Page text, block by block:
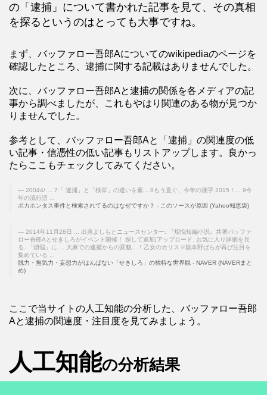
の「逮捕」について書かれた記事を見て、その真相
を探るというのはとっても大事ですね。
まず、バッファロー吾郎Aについてのwikipediaのページを
確認したところ、逮捕に関する記載はありませんでした。
次に、バッファロー吾郎Aと逮捕の関係を各メディアの記
事から調べましたが、これもやはり関連のある物が見つか
りませんでした。
参考として、バッファロー吾郎Aと「逮捕」の関連度の低
い記事・信憑性の低い記事もリストアップします。良かっ
たらここもチェックしてみてください。
20044/ ... 7「 逮捕」と「検挙」の違いを素... 8もう直ぐ、今年の漢字 2015！... 9今
年の流行語 ...
ポカホンタス事件と検索されてるのはなぜですか？ - このソースが原因 (Yahoo知恵袋)
2014年11月28日 ... 出典よしもとニュースセンター: 『煩悩短編小説』共著バッファ
ロー吾郎Aとせきしろがイベント開催！ 探して追加|アップロード. お気に入り詳細を見
る. 「煩悩」に ... 大麻での逮捕からの変貌…！乙女のカリスマ嶽本野ばらが再び注目を
集めている ...
脱力・無気力・妄想力がはんぱない「せきしろ」の独特な世界観 - NAVER (NAVERまと
め)
ここで当サイトの人工知能の分析した、バッファロー吾郎
Aと逮捕の関連度・注目度を見てみましょう。
人工知能の分析結果